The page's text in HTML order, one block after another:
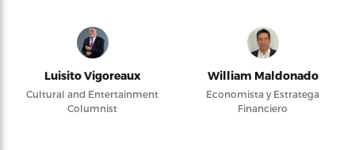
Luisito Vigoreaux
Cultural and Entertainment
Columnist
William Maldonado
Economista y Estratega
Financiero